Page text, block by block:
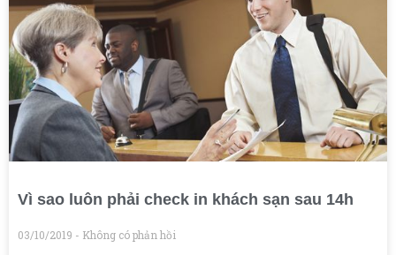
Vì sao luôn phải check in khách sạn sau 14h
03/10/2019 Không có phản hồi